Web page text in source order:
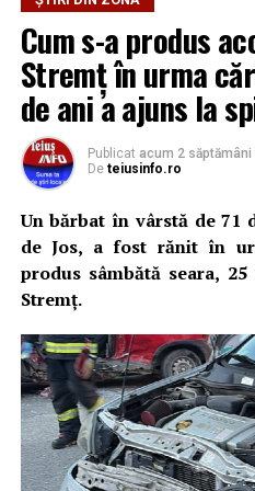
partenera, o femeie în
aflau la domiciliul acestuia.
Ulterior, acesta ar fi
femeia împotriva voinței
polițiștii efectuează
infracțiunii de viol.
Totodată, polițiștii au
ordin de protecție
de cinci zile, prin care i-a
victimă.
Cercetările continuă
împrejurărilor în care s-au
măsurilor legale.
Precizare:Reținerea
măsură procesuală.
Cum s-a produs
Stremț în urma
de ani a ajuns la
Publicat acum 2 săptămâni
De teiusinfo.ro
Un bărbat în vârstă de 71
de Jos, a fost rănit în
produs sâmbătă seara,
Stremț.